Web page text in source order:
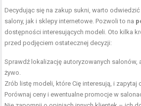
Decydując się na zakup sukni, warto
salony, jak i sklepy internetowe. Pozwoli to na
dostępności interesujących modeli. Oto kilka
przed podjęciem ostatecznej decyzji:
Sprawdź lokalizację autoryzowanych salonów,
żywo.
Zrób listę modeli, które Cię interesują, i zapytaj
Porównaj ceny i ewentualne promocje w